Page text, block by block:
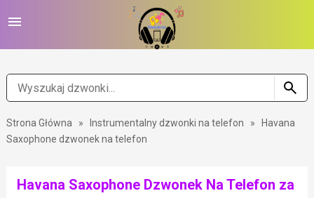
Strona Główna » Instrumentalny dzwonki na telefon »
Havana
Saxophone dzwonek na telefon
Havana Saxophone Dzwonek Na Telefon za